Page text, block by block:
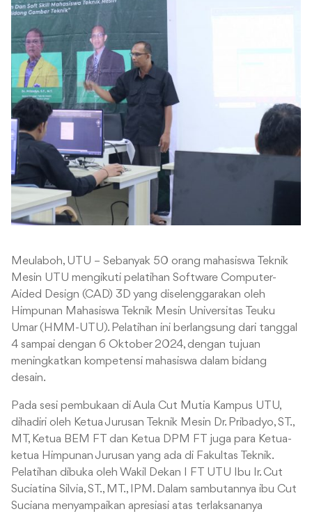
Meulaboh, UTU – Sebanyak 50 orang mahasiswa Teknik
Mesin UTU mengikuti pelatihan Software Computer-
Aided Design (CAD) 3D yang diselenggarakan oleh
Himpunan Mahasiswa Teknik Mesin Universitas Teuku
Umar (HMM-UTU). Pelatihan ini berlangsung dari tanggal
4 sampai dengan 6 Oktober 2024, dengan tujuan
meningkatkan kompetensi mahasiswa dalam bidang
desain.
Pada sesi pembukaan di Aula Cut Mutia Kampus UTU,
dihadiri oleh Ketua Jurusan Teknik Mesin Dr. Pribadyo, ST.,
MT, Ketua BEM FT dan Ketua DPM FT juga para Ketua-
ketua Himpunan Jurusan yang ada di Fakultas Teknik.
Pelatihan dibuka oleh Wakil Dekan I FT UTU Ibu Ir. Cut
Suciatina Silvia, ST., MT., IPM. Dalam sambutannya ibu Cut
Suciana menyampaikan apresiasi atas terlaksananya